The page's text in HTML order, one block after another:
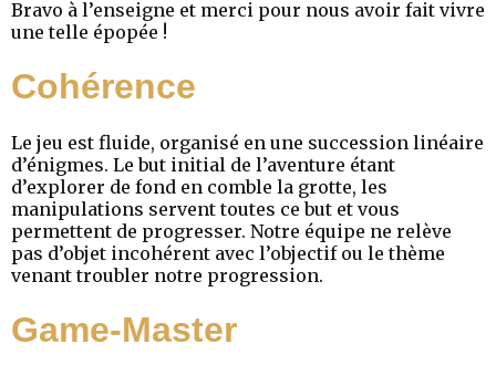
Bravo à l’enseigne et merci pour nous avoir fait vivre
une telle épopée !
Cohérence
Le jeu est fluide, organisé en une succession linéaire
d’énigmes. Le but initial de l’aventure étant
d’explorer de fond en comble la grotte, les
manipulations servent toutes ce but et vous
permettent de progresser. Notre équipe ne relève
pas d’objet incohérent avec l’objectif ou le thème
venant troubler notre progression.
Game-Master